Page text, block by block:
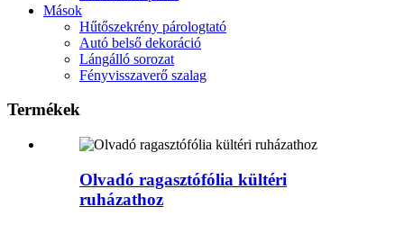
Mások
Hűtőszekrény párologtató
Autó belső dekoráció
Lángálló sorozat
Fényvisszaverő szalag
Termékek
Olvadó ragasztófólia kültéri
ruházathoz